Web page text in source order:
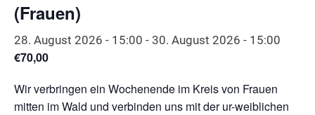
(Frauen)
28. August 2026 - 15:00 - 30. August 2026 - 15:00
€70,00
Wir verbringen ein Wochenende im Kreis von Frauen
mitten im Wald und verbinden uns mit der ur-weiblichen